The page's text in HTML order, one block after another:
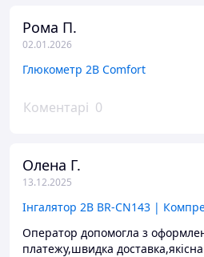
Рома П.
02.01.2026
Глюкометр 2В Comfort
Коментарі 0
Олена Г.
13.12.2025
Оператор допомогла з
платежу,швидка